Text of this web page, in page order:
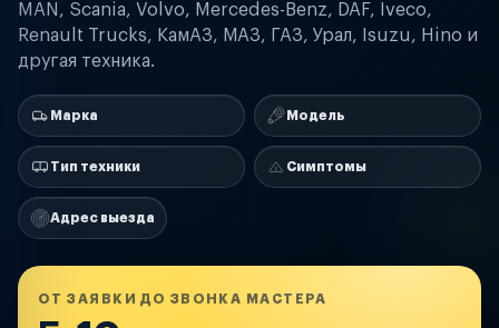
MAN, Scania, Volvo, Mercedes-Benz, DAF, Iveco,
Renault Trucks, КамАЗ, МАЗ, ГАЗ, Урал, Isuzu, Hino и
другая техника.
Марка Модель
Тип техники Симптомы
Адрес выезда
ОТ ЗАЯВКИ ДО ЗВОНКА МАСТЕРА